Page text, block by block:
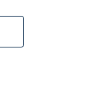
ライター執筆歴
でドライ